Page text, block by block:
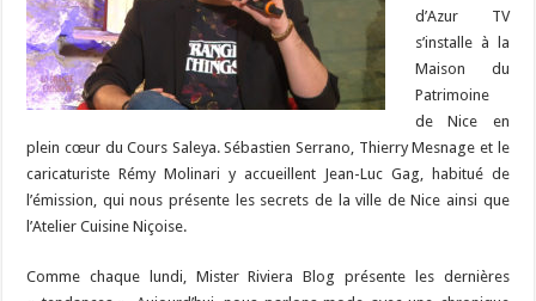
d’Azur TV
s’installe à la
Maison du
Patrimoine
de Nice en
plein cœur du Cours Saleya. Sébastien Serrano, Thierry Mesnage et le
caricaturiste Rémy Molinari y accueillent Jean-Luc Gag, habitué de
l’émission, qui nous présente les secrets de la ville de Nice ainsi que
l’Atelier Cuisine Niçoise.
Comme chaque lundi, Mister Riviera Blog présente les dernières